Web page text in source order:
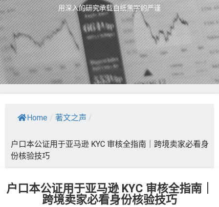
用深入的研究承载白纸黑字的严谨
Home / 著文之声 /
户口本公证用于亚马逊 KYC 审核全指南｜跨境卖家必看身
份核验技巧
户口本公证用于亚马逊 KYC 审核全指南｜
跨境卖家必看身份核验技巧